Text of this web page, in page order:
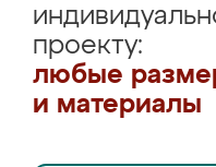
проекту:
любые
и материалы